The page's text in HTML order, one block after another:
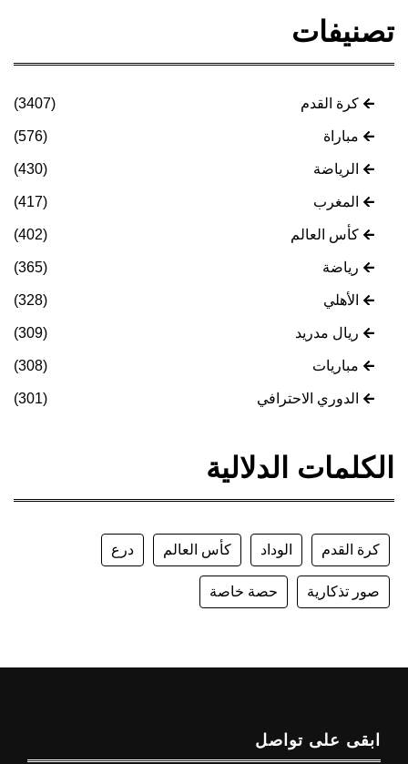
تصنيفات
كرة القدم (3407)
مباراة (576)
الرياضة (430)
المغرب (417)
كأس العالم (402)
رياضة (365)
الأهلي (328)
ريال مدريد (309)
مباريات (308)
الدوري الاحترافي (301)
الكلمات الدلالية
كرة القدم الوداد كأس العالم درع
صور تذكارية حصة خاصة
ابقى على تواصل